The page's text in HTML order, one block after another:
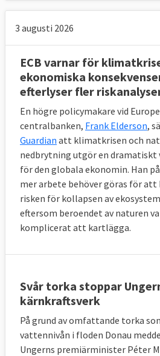
3 augusti 2026
ECB varnar för
ekonomiska
efterlyser fler
En högre policymakare vid
centralbanken, Frank Elderson,
Guardian att klimatkrisen och
nedbrytning utgör en dramatiskt
för den globala ekonomin. Han
mer arbete behöver göras för att
risken för kollapsen av
eftersom beroendet av naturen
komplicerat att kartlägga.
Svår torka stoppar
kärnkraftsverk
På grund av omfattande torka
vattennivån i floden Donau
Ungerns premiärminister Péter